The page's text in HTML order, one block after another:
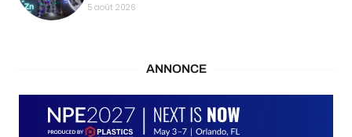
5 août 2026
ANNONCE